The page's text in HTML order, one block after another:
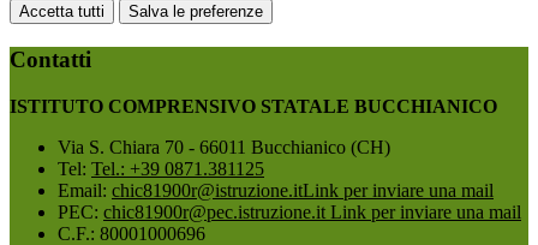
Accetta tutti Salva le preferenze
Contatti
ISTITUTO COMPRENSIVO STATALE BUCCHIANICO
Via S. Chiara 70 - 66011 Bucchianico (CH)
Tel: Tel.: +39 0871.381125
Email: chic81900r@istruzione.itLink per inviare una mail
PEC: chic81900r@pec.istruzione.it Link per inviare una mail
C.F.: 80001000696